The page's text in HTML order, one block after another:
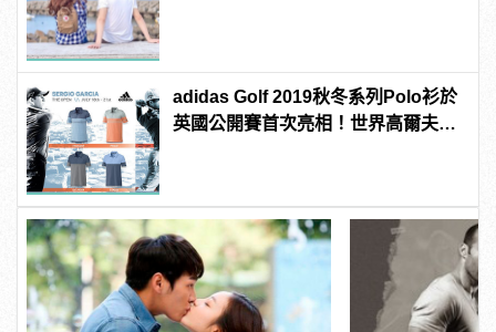
adidas Golf 2019秋冬系列Polo衫於
英國公開賽首次亮相！世界高爾夫好